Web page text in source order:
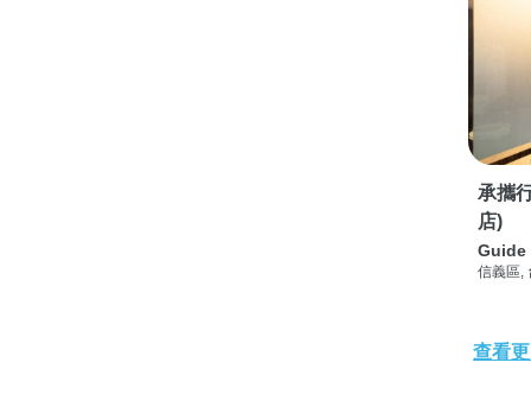
承攜
店)
Guide
信義區,
查看